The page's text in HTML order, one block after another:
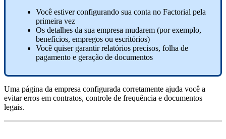
Você estiver configurando sua conta no Factorial pela
primeira vez
Os detalhes da sua empresa mudarem (por exemplo,
benefícios, empregos ou escritórios)
Você quiser garantir relatórios precisos, folha de
pagamento e geração de documentos
Uma página da empresa configurada corretamente ajuda você a
evitar erros em contratos, controle de frequência e documentos
legais.